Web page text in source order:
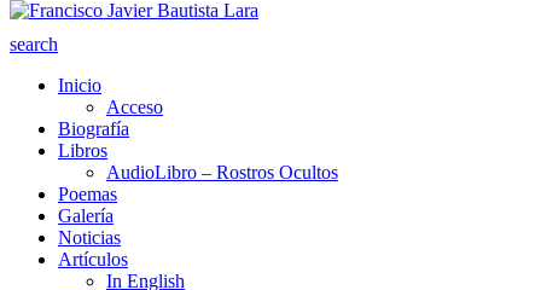
search
Inicio
Acceso
Biografía
Libros
AudioLibro – Rostros Ocultos
Poemas
Galería
Noticias
Artículos
In English